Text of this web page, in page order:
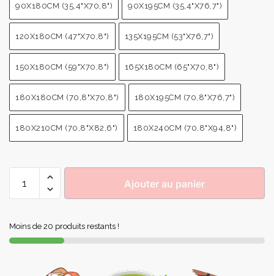
90X180CM (35,4"X70,8") 90X195CM (35,4"X76,7")
120X180CM (47"X70,8") 135X195CM (53"X76,7")
150X180CM (59"X70,8") 165X180CM (65"X70,8")
180X180CM (70,8"X70,8") 180X195CM (70,8"X76,7")
180X210CM (70,8"X82,6") 180X240CM (70,8"X94,8")
Ajouter au panier
Moins de 20 produits restants !